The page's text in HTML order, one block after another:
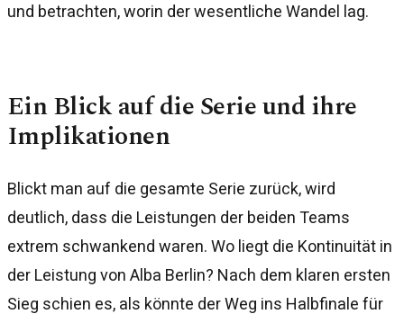
und betrachten, worin der wesentliche Wandel lag.
Ein Blick auf die Serie und ihre
Implikationen
Blickt man auf die gesamte Serie zurück, wird
deutlich, dass die Leistungen der beiden Teams
extrem schwankend waren. Wo liegt die Kontinuität in
der Leistung von Alba Berlin? Nach dem klaren ersten
Sieg schien es, als könnte der Weg ins Halbfinale für